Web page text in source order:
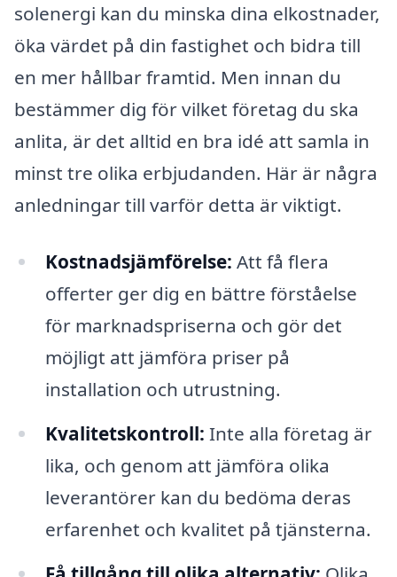
solenergi kan du minska dina elkostnader,
öka värdet på din fastighet och bidra till
en mer hållbar framtid. Men innan du
bestämmer dig för vilket företag du ska
anlita, är det alltid en bra idé att samla in
minst tre olika erbjudanden. Här är några
anledningar till varför detta är viktigt.
Kostnadsjämförelse: Att få flera
offerter ger dig en bättre förståelse
för marknadspriserna och gör det
möjligt att jämföra priser på
installation och utrustning.
Kvalitetskontroll: Inte alla företag är
lika, och genom att jämföra olika
leverantörer kan du bedöma deras
erfarenhet och kvalitet på tjänsterna.